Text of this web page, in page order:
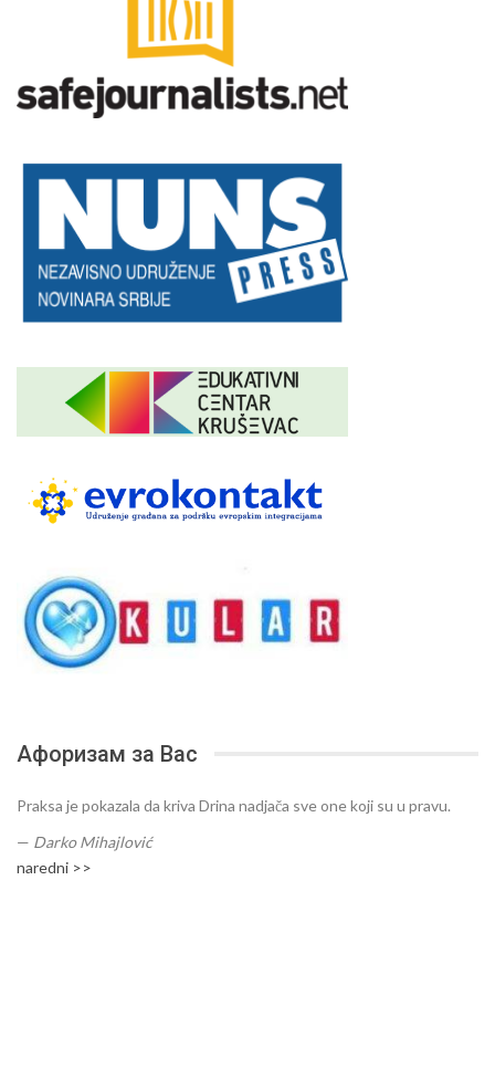
Афоризам за Вас
Praksa je pokazala da kriva Drina nadjača sve one koji su u pravu.
— Darko Mihajlović
naredni >>